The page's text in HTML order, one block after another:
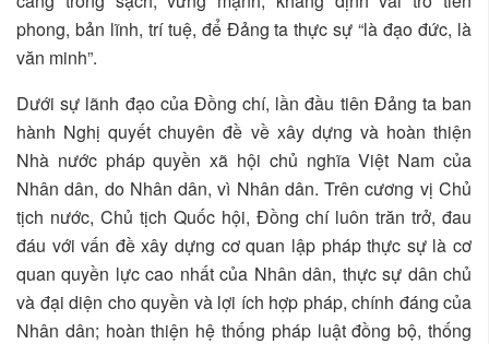
phong, bản lĩnh, trí tuệ, để Đảng ta thực sự “là đạo đức, là
văn minh”.
Dưới sự lãnh đạo của Đồng chí, lần đầu tiên Đảng ta ban
hành Nghị quyết chuyên đề về xây dựng và hoàn thiện
Nhà nước pháp quyền xã hội chủ nghĩa Việt Nam của
Nhân dân, do Nhân dân, vì Nhân dân. Trên cương vị Chủ
tịch nước, Chủ tịch Quốc hội, Đồng chí luôn trăn trở, đau
đáu với vấn đề xây dựng cơ quan lập pháp thực sự là cơ
quan quyền lực cao nhất của Nhân dân, thực sự dân chủ
và đại diện cho quyền và lợi ích hợp pháp, chính đáng của
Nhân dân; hoàn thiện hệ thống pháp luật đồng bộ, thống